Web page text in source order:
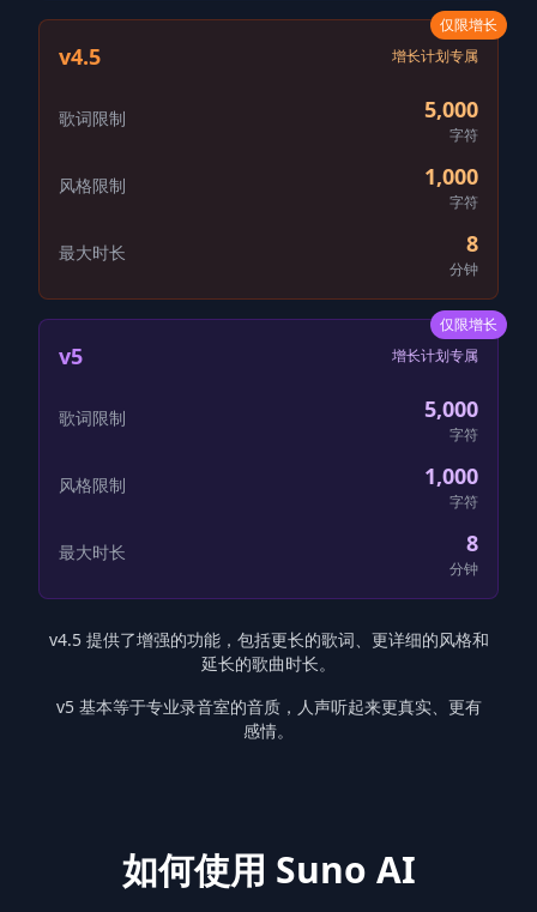
仅限增长
v4.5 增长计划专属
歌词限制 5,000
字符
风格限制 1,000
字符
最大时长 8
分钟
仅限增长
v5 增长计划专属
歌词限制 5,000
字符
风格限制 1,000
字符
最大时长 8
分钟
v4.5 提供了增强的功能，包括更长的歌词、更详细的风格和
延长的歌曲时长。
v5 基本等于专业录音室的音质，人声听起来更真实、更有
感情。
如何使用 Suno AI